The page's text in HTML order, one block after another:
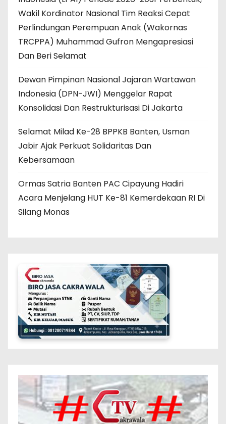
Wakil Kordinator Nasional Tim Reaksi Cepat
Perlindungan Perempuan Anak (Wakornas
TRCPPA) Muhammad Gufron Mengapresiasi
Dan Beri Selamat
Dewan Pimpinan Nasional Jajaran Wartawan
Indonesia (DPN-JWI) Menggelar Rapat
Konsolidasi Dan Restrukturisasi Di Jakarta
Selamat Milad Ke-28 BPPKB Banten, Usman
Jabir Ajak Perkuat Solidaritas Dan
Kebersamaan
Ormas Satria Banten PAC Cipayung Hadiri
Acara Menjelang HUT Ke-81 Kemerdekaan RI Di
Silang Monas